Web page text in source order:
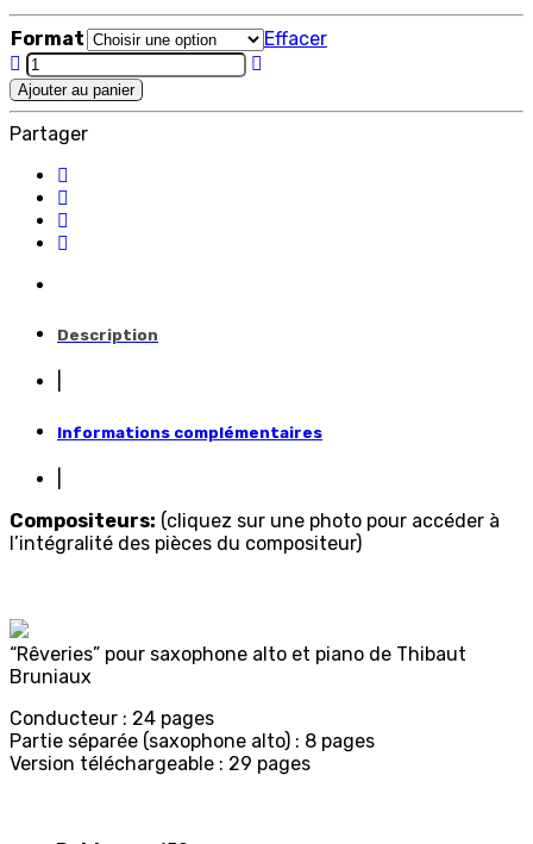
Format
Effacer
Rêveries
(saxophone
alto
et
quantity
Ajouter au panier
Partager
Description
Informations complémentaires
Compositeurs: (cliquez sur une photo pour accéder à
l’intégralité des pièces du compositeur)
“Rêveries” pour saxophone alto et piano de Thibaut
Bruniaux
Conducteur : 24 pages
Partie séparée (saxophone alto) : 8 pages
Version téléchargeable : 29 pages